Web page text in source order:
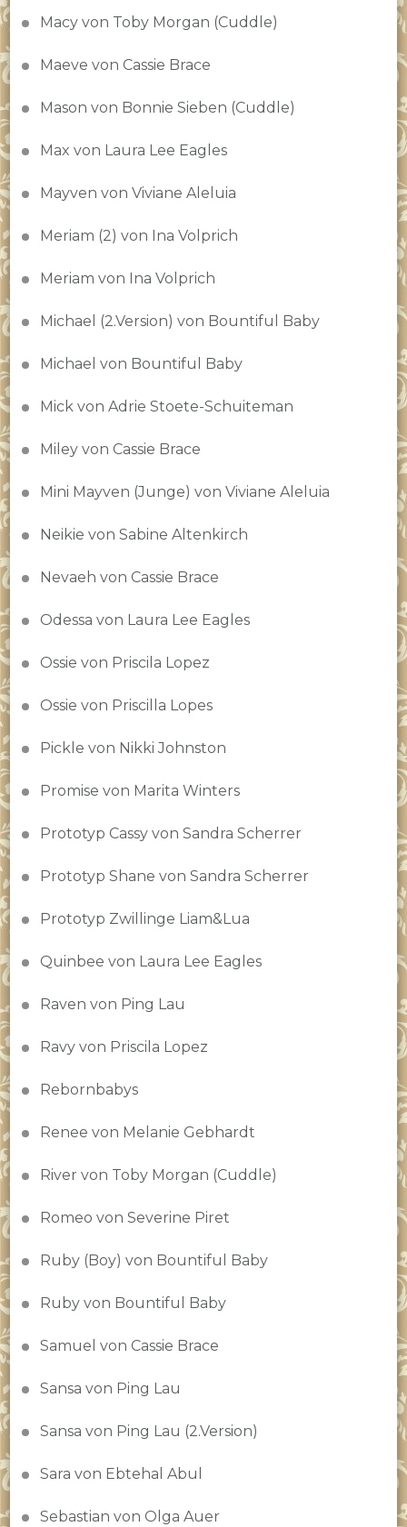
Macy von Toby Morgan (Cuddle)
Maeve von Cassie Brace
Mason von Bonnie Sieben (Cuddle)
Max von Laura Lee Eagles
Mayven von Viviane Aleluia
Meriam (2) von Ina Volprich
Meriam von Ina Volprich
Michael (2.Version) von Bountiful Baby
Michael von Bountiful Baby
Mick von Adrie Stoete-Schuiteman
Miley von Cassie Brace
Mini Mayven (Junge) von Viviane Aleluia
Neikie von Sabine Altenkirch
Nevaeh von Cassie Brace
Odessa von Laura Lee Eagles
Ossie von Priscila Lopez
Ossie von Priscilla Lopes
Pickle von Nikki Johnston
Promise von Marita Winters
Prototyp Cassy von Sandra Scherrer
Prototyp Shane von Sandra Scherrer
Prototyp Zwillinge Liam&Lua
Quinbee von Laura Lee Eagles
Raven von Ping Lau
Ravy von Priscila Lopez
Rebornbabys
Renee von Melanie Gebhardt
River von Toby Morgan (Cuddle)
Romeo von Severine Piret
Ruby (Boy) von Bountiful Baby
Ruby von Bountiful Baby
Samuel von Cassie Brace
Sansa von Ping Lau
Sansa von Ping Lau (2.Version)
Sara von Ebtehal Abul
Sebastian von Olga Auer